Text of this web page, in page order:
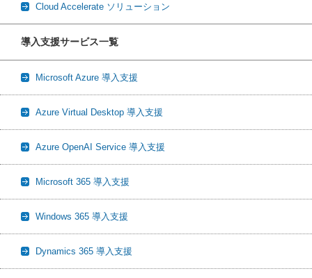
Cloud Accelerate ソリューション
導入支援サービス一覧
Microsoft Azure 導入支援
Azure Virtual Desktop 導入支援
Azure OpenAI Service 導入支援
Microsoft 365 導入支援
Windows 365 導入支援
Dynamics 365 導入支援